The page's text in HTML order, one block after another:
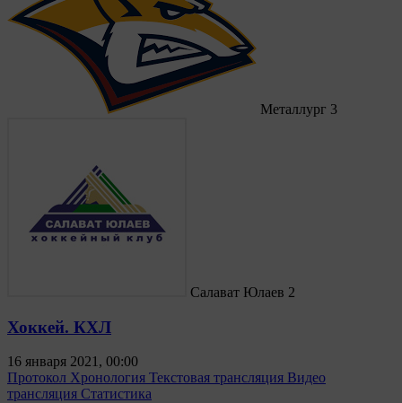
Металлург 3
Салават Юлаев 2
Хоккей. КХЛ
16 января 2021, 00:00
Протокол Хронология Текстовая трансляция Видео
трансляция Статистика